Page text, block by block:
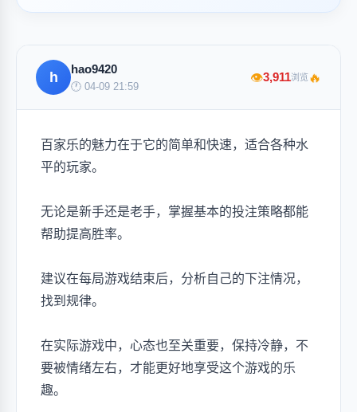
h
hao9420
🕐 04-09 21:59
👁3,911浏览🔥
百家乐的魅力在于它的简单和快速，适合各种水
平的玩家。
无论是新手还是老手，掌握基本的投注策略都能
帮助提高胜率。
建议在每局游戏结束后，分析自己的下注情况，
找到规律。
在实际游戏中，心态也至关重要，保持冷静，不
要被情绪左右，才能更好地享受这个游戏的乐
趣。